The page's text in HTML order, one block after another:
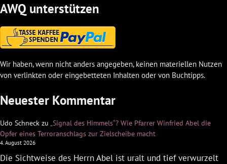
AWQ unterstützen
Wir haben, wenn nicht anders angegeben, keinen materiellen Nutzen
von verlinkten oder eingebetteten Inhalten oder von Buchtipps.
Neuester Kommentar
Udo Schneck zu „Signal des Himmels“? Wie Pfarrer Winfried Abel die
Opfer eines Terroranschlags zur Zielscheibe macht
4. August 2026
Die Sichtweise des Herrn Abel ist uralt und tief verwurzelt